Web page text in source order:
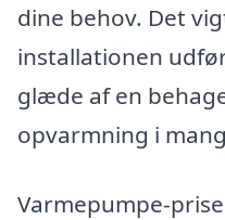
dine behov. Det
installationen
glæde af en
opvarmning i
Varmepumpe-